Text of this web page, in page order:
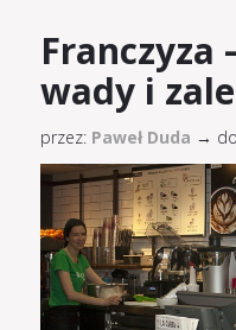
Franczyza
wady i
przez: Paweł Duda →